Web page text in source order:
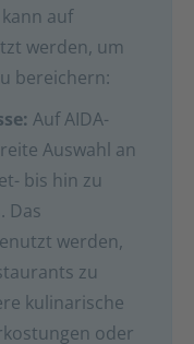
auf
werden, um
bereichern:
Auf AIDA-
Auswahl an
bis hin zu
Das
werden,
zu
kulinarische
oder